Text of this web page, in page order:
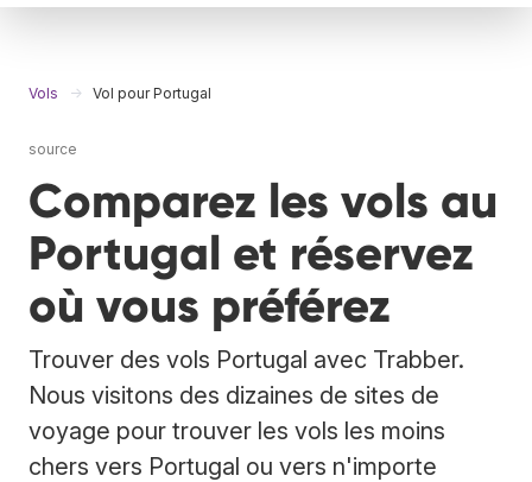
Vols Vol pour Portugal
source
Comparez les vols au
Portugal et réservez
où vous préférez
Trouver des vols Portugal avec Trabber.
Nous visitons des dizaines de sites de
voyage pour trouver les vols les moins
chers vers Portugal ou vers n'importe